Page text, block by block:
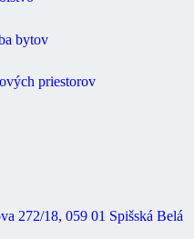
bytov
priestorov
272/18, 059 01 Spišská Belá